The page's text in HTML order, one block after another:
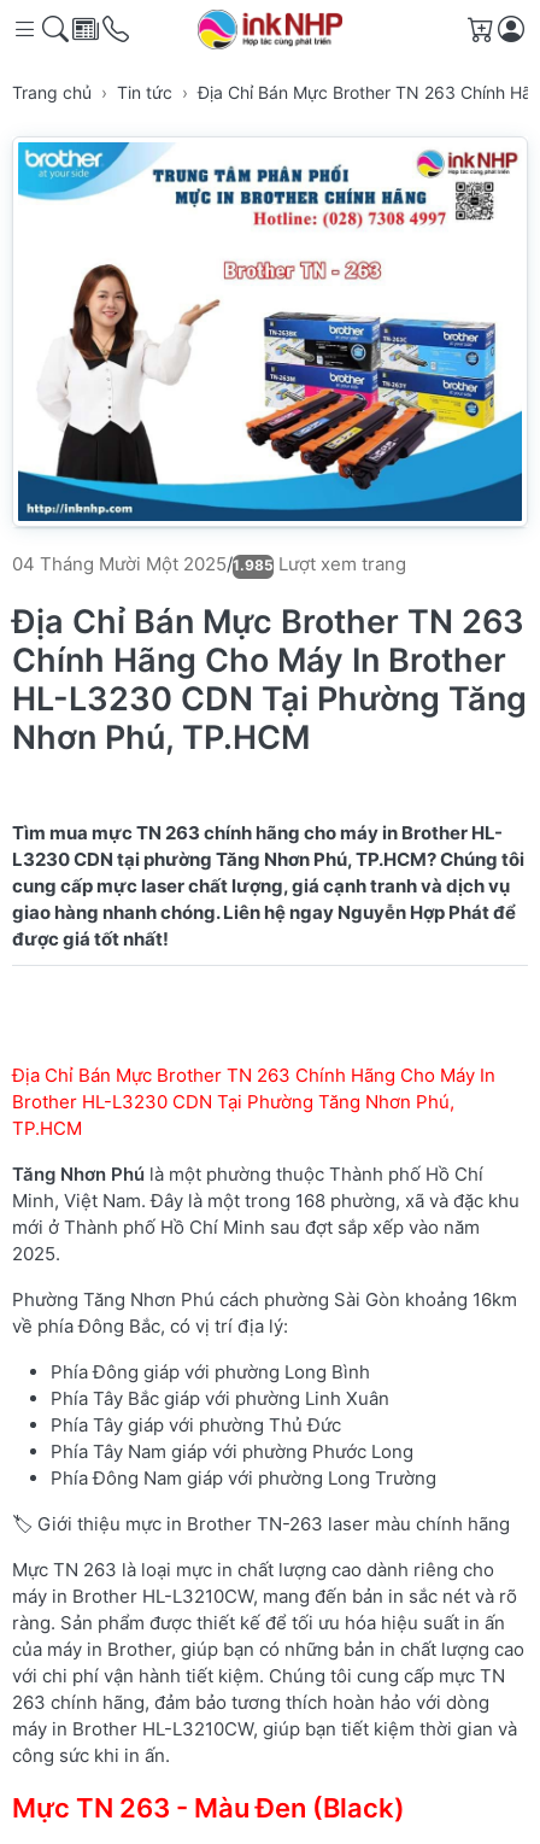
Giỏ
Trang chủ Tin tức Địa Chỉ Bán Mực Brother TN 263 Chính
04 Tháng Mười Một 2025/1.985 Lượt xem trang
Địa Chỉ Bán Mực Brother TN 263
Chính Hãng Cho Máy In Brother
HL-L3230 CDN Tại Phường Tăng
Nhơn Phú, TP.HCM
Tìm mua mực TN 263 chính hãng cho máy in Brother HL-
L3230 CDN tại phường Tăng Nhơn Phú, TP.HCM? Chúng tôi
cung cấp mực laser chất lượng, giá cạnh tranh và dịch vụ
giao hàng nhanh chóng. Liên hệ ngay Nguyễn Hợp Phát để
Địa Chỉ Bán Mực Brother TN 263 Chính Hãng Cho Máy In
Brother HL-L3230 CDN Tại Phường Tăng Nhơn Phú,
TP.HCM
Tăng Nhơn Phú là một phường thuộc Thành phố Hồ Chí
Minh, Việt Nam. Đây là một trong 168 phường, xã và đặc khu
mới ở Thành phố Hồ Chí Minh sau đợt sắp xếp vào năm
2025.
Phường Tăng Nhơn Phú cách phường Sài Gòn khoảng 16km
về phía Đông Bắc, có vị trí địa lý:
Phía Đông giáp với phường Long Bình
Phía Tây Bắc giáp với phường Linh Xuân
Phía Tây giáp với phường Thủ Đức
Phía Tây Nam giáp với phường Phước Long
Phía Đông Nam giáp với phường Long Trường
🏷️ Giới thiệu mực in Brother TN-263 laser màu chính hãng
Mực TN 263 là loại mực in chất lượng cao dành riêng cho
máy in Brother HL-L3210CW, mang đến bản in sắc nét và rõ
ràng. Sản phẩm được thiết kế để tối ưu hóa hiệu suất in ấn
của máy in Brother, giúp bạn có những bản in chất lượng cao
với chi phí vận hành tiết kiệm. Chúng tôi cung cấp mực TN
263 chính hãng, đảm bảo tương thích hoàn hảo với dòng
máy in Brother HL-L3210CW, giúp bạn tiết kiệm thời gian và
công sức khi in ấn.
Mực TN 263 - Màu Đen (Black)